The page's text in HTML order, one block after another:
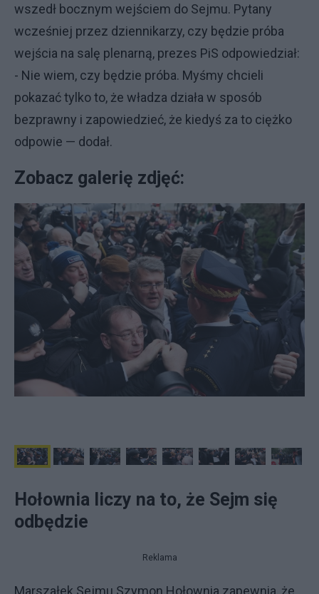
wszedł bocznym wejściem do Sejmu. Pytany
wcześniej przez dziennikarzy, czy będzie próba
wejścia na salę plenarną, prezes PiS odpowiedział:
- Nie wiem, czy będzie próba. Myśmy chcieli
pokazać tylko to, że władza działa w sposób
bezprawny i zapowiedzieć, że kiedyś za to ciężko
odpowie — dodał.
Zobacz galerię zdjęć:
Hołownia liczy na to, że Sejm się
odbędzie
Reklama
Marszałek Sejmu Szymon Hołownia zapewnia, że